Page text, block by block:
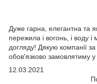
Дуже гарна, елегантна та
пережила і вогонь, і воду
догляду! Дякую компанії
обов'язково замовлятиму